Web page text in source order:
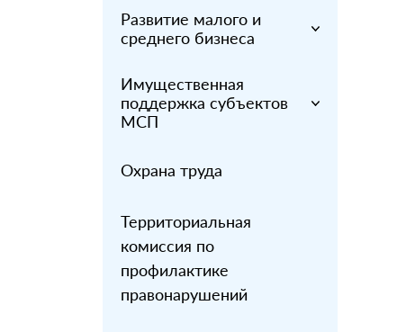
Развитие малого и
среднего бизнеса
Имущественная
поддержка субъектов
МСП
Охрана труда
Территориальная
комиссия по
профилактике
правонарушений